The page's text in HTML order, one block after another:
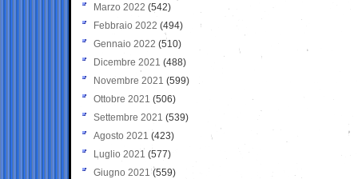
Marzo 2022 (542)
Febbraio 2022 (494)
Gennaio 2022 (510)
Dicembre 2021 (488)
Novembre 2021 (599)
Ottobre 2021 (506)
Settembre 2021 (539)
Agosto 2021 (423)
Luglio 2021 (577)
Giugno 2021(559)